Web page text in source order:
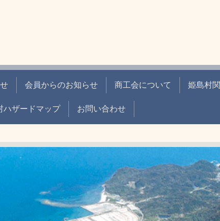
会員からのお知らせ 商工会について 姫島村
ハザードマップ お問い合わせ